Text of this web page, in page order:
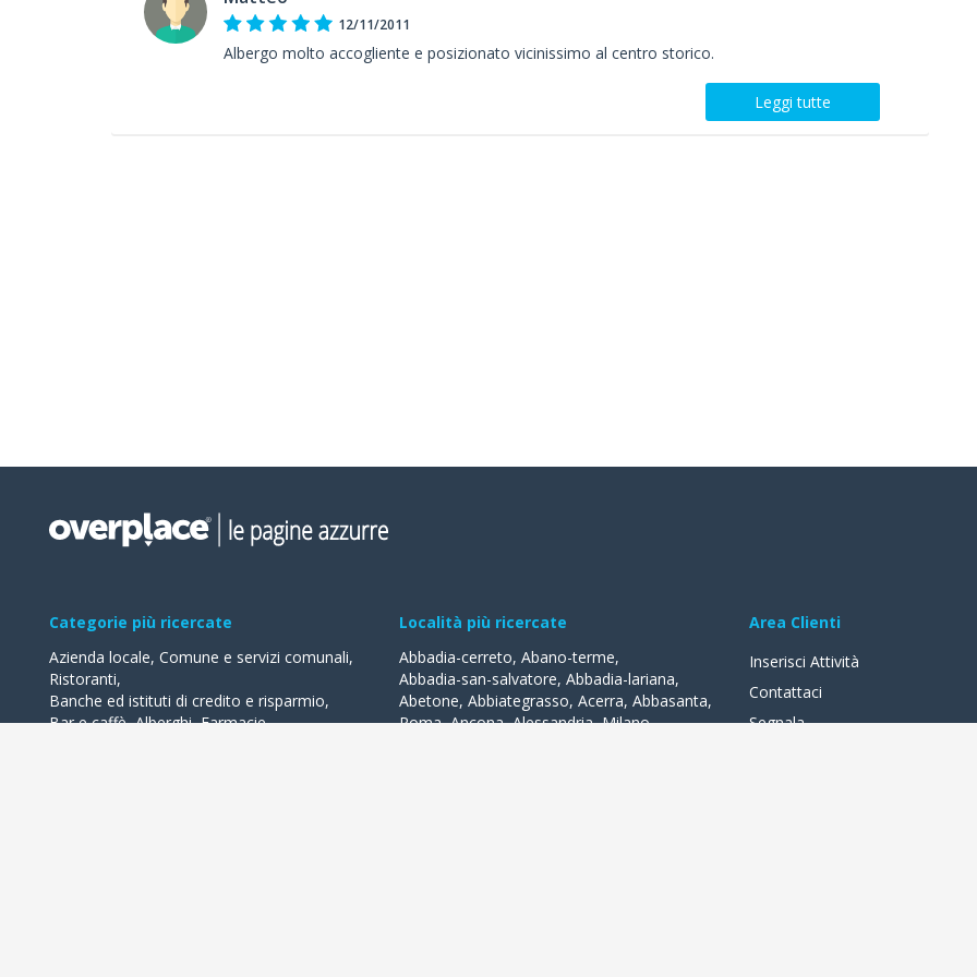
12/11/2011
Albergo molto accogliente e posizionato vicinissimo al centro storico.
Leggi tutte
Categorie più ricercate
Azienda locale, Comune e servizi comunali,
Ristoranti,
Banche ed istituti di credito e risparmio,
Bar e caffè,Alberghi,Farmacie,
Località più ricercate
Abbadia-cerreto, Abano-terme,
Abbadia-san-salvatore, Abbadia-lariana,
Abetone, Abbiategrasso, Acerra, Abbasanta,
Roma,Ancona,Alessandria,Milano,
Area Clienti
Inserisci Attività
Contattaci
Segnala